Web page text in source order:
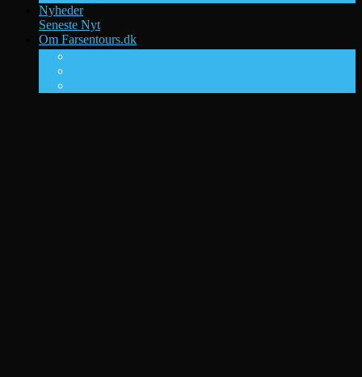
Nyheder
Seneste Nyt
Om Farsentours.dk
DK’s ungdomsrejsesite nr. 1